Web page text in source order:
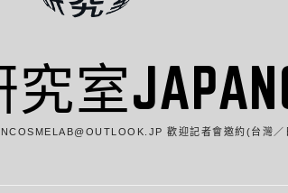
室
歡迎記者會邀約(台灣／